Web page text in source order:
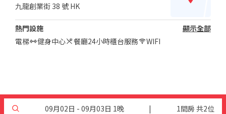
九龍創業街 38 號 HK
熱門設施
顯示全部
電梯
健身中心 餐廳24小時櫃台服務 WIFI
09月02日 - 09月03日 1晚 | 1間房 共2位